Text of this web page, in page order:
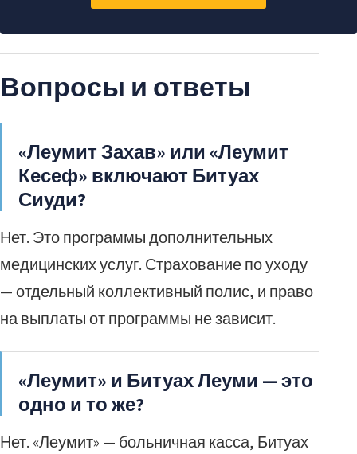
Вопросы и ответы
«Леумит Захав» или «Леумит
Кесеф» включают Битуах
Сиуди?
Нет. Это программы дополнительных
медицинских услуг. Страхование по уходу
— отдельный коллективный полис, и право
на выплаты от программы не зависит.
«Леумит» и Битуах Леуми — это
одно и то же?
Нет. «Леумит» — больничная касса, Битуах